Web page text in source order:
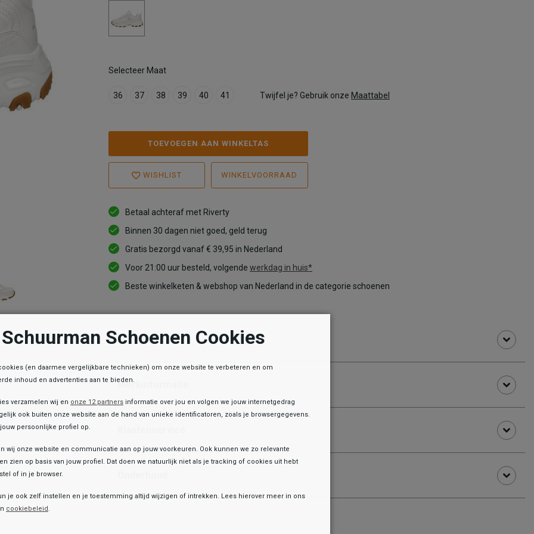
Selecteer Maat
36 37 38 39 40 41 Twijfel je? Gebruik onze Maattabel
TOEVOEGEN AAN WINKELTAS
WISHLIST WINKELVOORRAAD
Betaal achteraf met Riverty
Binnen 30 dagen niet goed, geld terug
Gratis bezorgd vanaf € 39,95 in Nederland
Voor 21:00 uur besteld, volgende werkdag in huis*
Beste winkelketen & webshop van Nederland in de categorie schoenen
Informatie
Merkinformatie
Toegevoegd aan je winkeltas!
Schuurman Schoenen Cookies
(en daarmee vergelijkbare technieken) om onze website te verbeteren en om
inhoud en advertenties aan te bieden.
verzamelen wij en onze 12 partners informatie over jou en volgen we jouw internetgedrag
ook buiten onze website aan de hand van unieke identificatoren, zoals je browsergegevens.
persoonlijke profiel op.
wij onze website en communicatie aan op jouw voorkeuren. Ook kunnen we zo relevante
zien op basis van jouw profiel. Dat doen we natuurlijk niet als je tracking of cookies uit hebt
of in je browser.
je ook zelf instellen en je toestemming altijd wijzigen of intrekken. Lees hierover meer in ons
cookiebeleid.